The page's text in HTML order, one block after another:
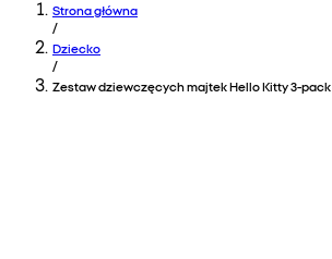
Strona główna
/
Dziecko
/
Zestaw dziewczęcych majtek Hello Kitty 3-pack